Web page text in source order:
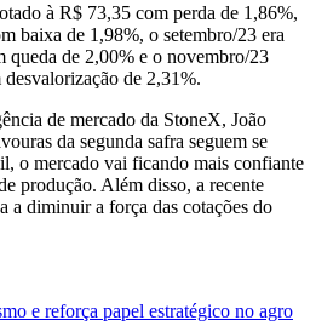
à R$ 73,35 com perda de 1,86%,
baixa de 1,98%, o setembro/23 era
queda de 2,00% e o novembro/23
de 2,31%.
de mercado da StoneX, João
da segunda safra seguem se
o mercado vai ficando mais confiante
produção. Além disso, a recente
a diminuir a força das cotações do
e reforça papel estratégico no agro